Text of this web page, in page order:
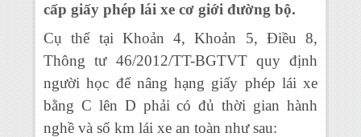
cấp giấy phép lái xe cơ giới đường bộ.
Cụ thể tại Khoản 4, Khoản 5, Điều 8,
Thông tư 46/2012/TT-BGTVT quy định
người học để nâng hạng giấy phép lái xe
bằng C lên D phải có đủ thời gian hành
nghề và số km lái xe an toàn như sau: